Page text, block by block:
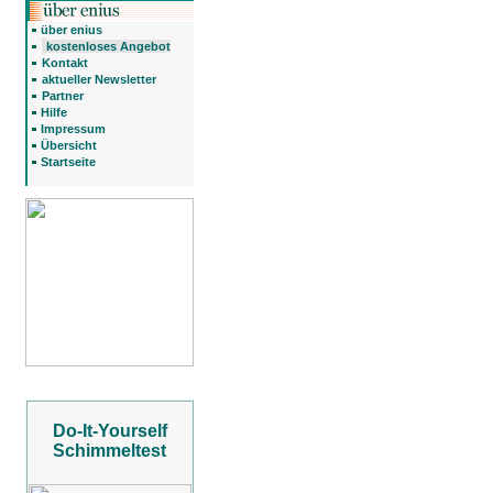
über enius
kostenloses Angebot
Kontakt
aktueller Newsletter
Partner
Hilfe
Impressum
Übersicht
Startseite
Do-It-Yourself
Schimmeltest